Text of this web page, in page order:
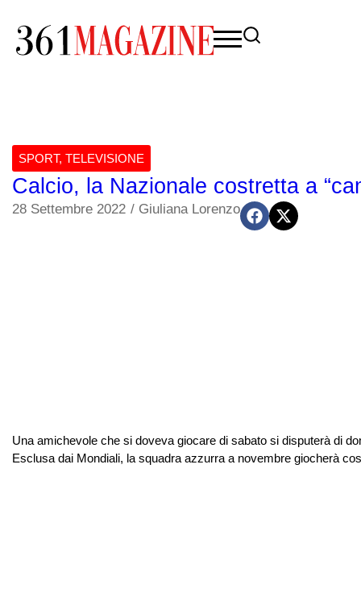
SPORT, TELEVISIONE
Calcio, la Nazionale costretta a
28 Settembre 2022 / Giuliana Lorenzo
Una amichevole che si doveva giocare di sabato si disputerà di
Esclusa dai Mondiali, la squadra azzurra a novembre giocherà